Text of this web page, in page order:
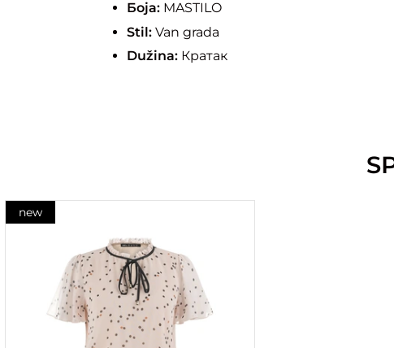
Боја: MASTILO
Stil: Van grada
Dužina: Кратак
new